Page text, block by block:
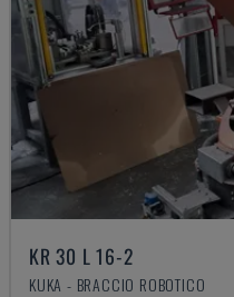
KR 30 L 16-2
KUKA - BRACCIO ROBOTICO